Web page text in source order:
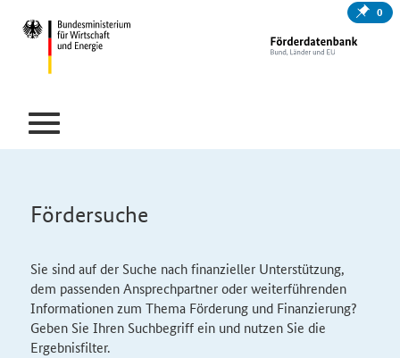
0
Fördersuche
Sie sind auf der Suche nach finanzieller Unterstützung,
dem passenden Ansprechpartner oder weiterführenden
Informationen zum Thema Förderung und Finanzierung?
Geben Sie Ihren Suchbegriff ein und nutzen Sie die
Ergebnisfilter.